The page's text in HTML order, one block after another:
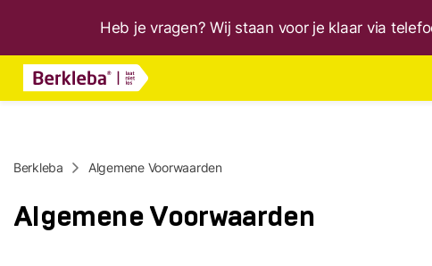
Heb je vragen? Wij staan voor je klaar via
Berkleba Algemene Voorwaarden
Algemene Voorwaarden